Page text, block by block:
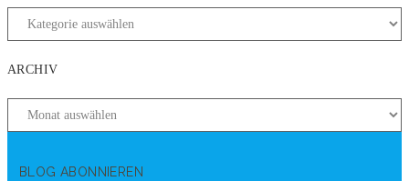
ARCHIV
BLOG ABONNIEREN